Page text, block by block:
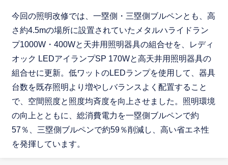
今回の照明改修では、一塁側・三塁側ブルペンとも、高
さ約4.5mの場所に設置されていたメタルハライドラン
プ1000W・400Wと天井用照明器具の組合せを、レディ
オック LEDアイランプSP 170Wと高天井用照明器具の
組合せに更新。低ワットのLEDランプを使用して、器具
台数を既存照明より増やしバランスよく配置すること
で、空間照度と照度均斉度を向上させました。照明環境
の向上とともに、総消費電力を一塁側ブルペンで約
57％、三塁側ブルペンで約59％削減し、高い省エネ性
を発揮しています。